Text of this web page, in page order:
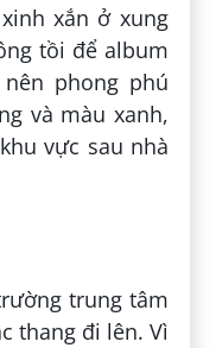
xắn ở xung
tồi để album
phong phú
và màu xanh,
vực sau nhà
trung tâm
thang đi lên. Vì